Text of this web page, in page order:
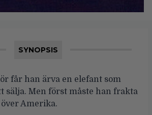
SYNOPSIS
får han ärva en elefant som
sälja. Men först måste han frakta
Amerika.